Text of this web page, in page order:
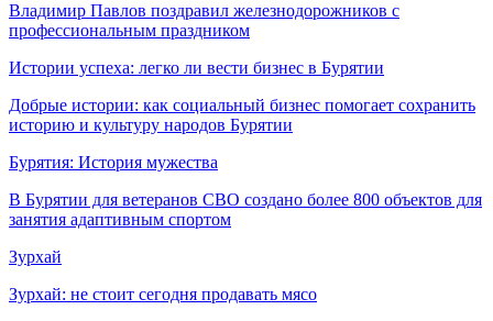
Владимир Павлов поздравил железнодорожников с
профессиональным праздником
Истории успеха: легко ли вести бизнес в Бурятии
Добрые истории: как социальный бизнес помогает сохранить
историю и культуру народов Бурятии
Бурятия: История мужества
В Бурятии для ветеранов СВО создано более 800 объектов для
занятия адаптивным спортом
Зурхай
Зурхай: не стоит сегодня продавать мясо